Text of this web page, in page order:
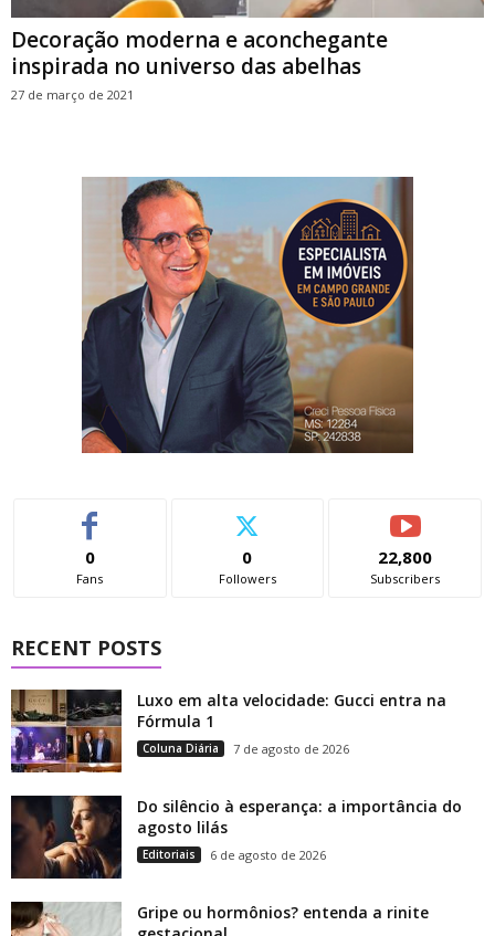
Decoração moderna e aconchegante
inspirada no universo das abelhas
27 de março de 2021
0
Fans
0
Followers
22,800
Subscribers
RECENT POSTS
Luxo em alta velocidade: Gucci entra na
Fórmula 1
Coluna Diária 7 de agosto de 2026
Do silêncio à esperança: a importância do
agosto lilás
Editoriais 6 de agosto de 2026
Gripe ou hormônios? entenda a rinite